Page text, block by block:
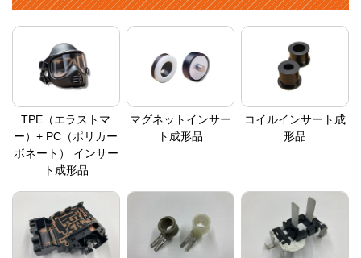
TPE（エラストマ
ー）+ PC（ポリカー
ボネート） インサー
ト成形品
マグネットインサー
ト成形品
コイルインサート成
形品